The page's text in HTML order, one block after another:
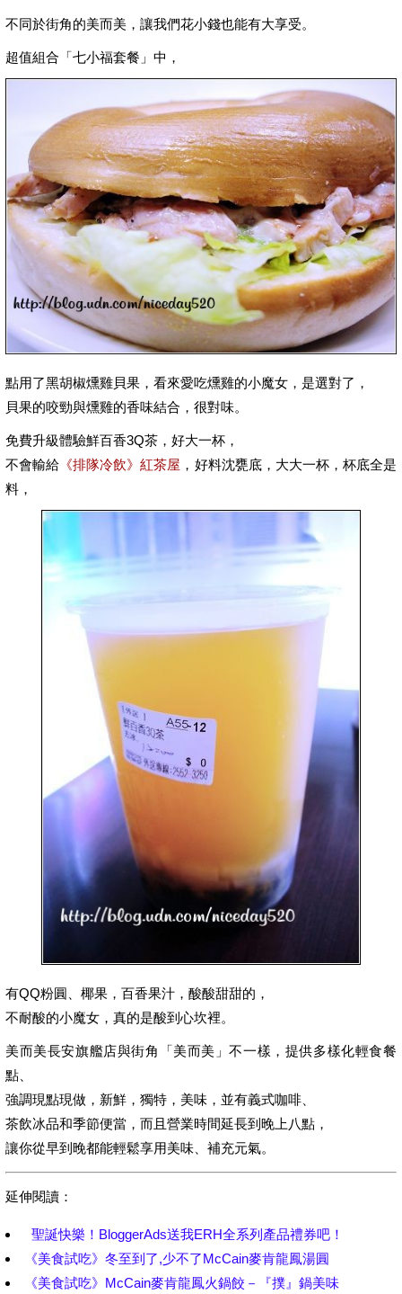
不同於街角的美而美，讓我們花小錢也能有大享受。
超值組合「七小福套餐」中，
點用了黑胡椒燻雞貝果，看來愛吃燻雞的小魔女，是選對了，
貝果的咬勁與燻雞的香味結合，很對味。
免費升級體驗鮮百香3Q茶，好大一杯，
不會輸給 《排隊冷飲》紅茶屋 ，好料沈甕底，大大一杯，杯底全是
料，
有QQ粉圓、椰果，百香果汁，酸酸甜甜的，
不耐酸的小魔女，真的是酸到心坎裡。
美而美長安旗艦店與街角「美而美」不一樣，提供多樣化輕食餐
點、
強調現點現做，新鮮，獨特，美味，並有義式咖啡、
茶飲冰品和季節便當，而且營業時間延長到晚上八點，
讓你從早到晚都能輕鬆享用美味、補充元氣。
延伸閱讀：
聖誕快樂！BloggerAds送我ERH全系列產品禮券吧！
《美食試吃》冬至到了,少不了McCain麥肯龍鳳湯圓
《美食試吃》McCain麥肯龍鳳火鍋餃－『撲』鍋美味